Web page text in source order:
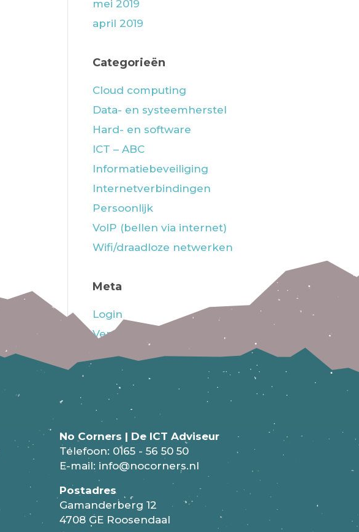
mei 2019
april 2019
Categorieën
Cloud computing
Data- en systeemherstel
Hard- en software
ICT – ABC
Informatiebeveiliging
Internetverbindingen
Persoonlijk
VoIP (bellen via internet)
Wifi/draadloze netwerken
Meta
Login
Vermeldingen feed
Reacties feed
WordPress.org
No Corners | De ICT Adviseur
Telefoon: 0165 - 56 50 50
E-mail: info@nocorners.nl
Postadres
Gamanderberg 12
4708 GE Roosendaal